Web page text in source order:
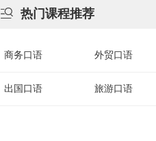
 热门课程推荐
商务口语 外贸口语
出国口语 旅游口语